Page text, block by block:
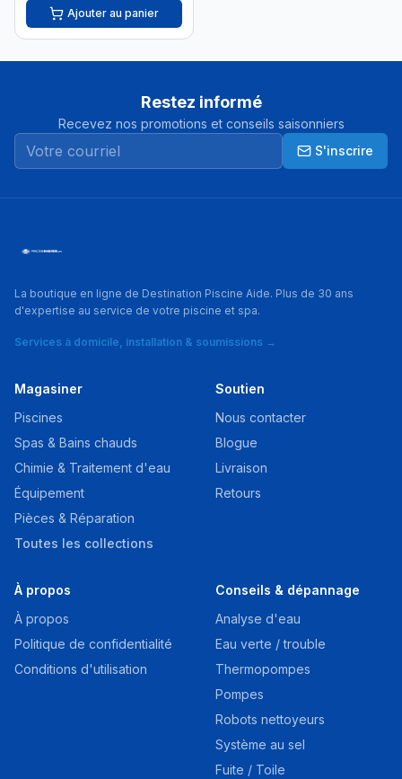
Ajouter au panier
Restez informé
Recevez nos promotions et conseils saisonniers
S'inscrire
La boutique en ligne de Destination Piscine Aide. Plus de 30 ans
d'expertise au service de votre piscine et spa.
Services à domicile, installation & soumissions →
Magasiner
Piscines
Spas & Bains chauds
Chimie & Traitement d'eau
Équipement
Pièces & Réparation
Toutes les collections
Soutien
Nous contacter
Blogue
Livraison
Retours
À propos
À propos
Politique de confidentialité
Conditions d'utilisation
Conseils & dépannage
Analyse d'eau
Eau verte / trouble
Thermopompes
Pompes
Robots nettoyeurs
Système au sel
Fuite / Toile